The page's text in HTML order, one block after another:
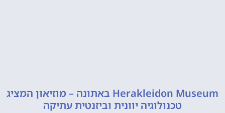
Herakleidon Museum באתונה – מוזיאון המציג
טכנולוגיה יוונית וביזנטית עתיקה